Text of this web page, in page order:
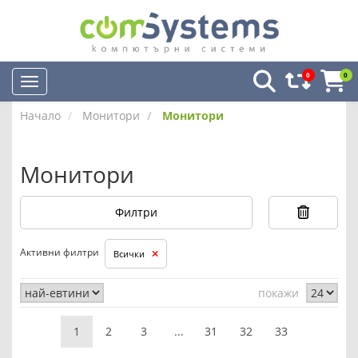
0 0
Начало Монитори Монитори
Монитори
Филтри
Активни филтри Всички
покажи
1 2 3 ... 31 32 33